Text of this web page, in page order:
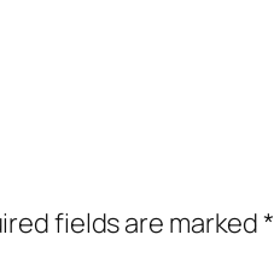
fields are marked*